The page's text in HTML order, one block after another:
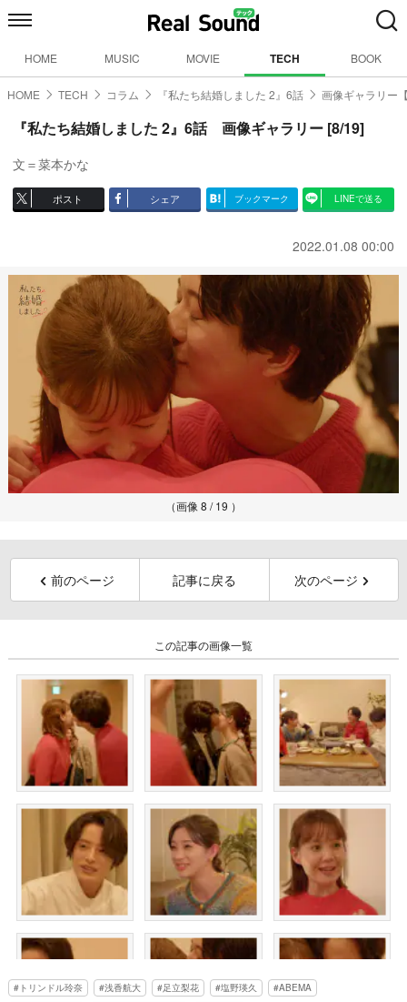
HOME MUSIC MOVIE TECH BOOK
HOME TECH コラム 『私たち結婚しました 2』6話 画像ギャラリー
『私たち結婚しました 2』6話 画像ギャラリー [8/19]
文＝菜本かな
ポスト シェア ブックマーク LINEで送る
2022.01.08 00:00
（画像 8 / 19 ）
前のページ 記事に戻る 次のページ
この記事の画像一覧
トリンドル玲奈 浅香航大 足立梨花 塩野瑛久
ABEMA